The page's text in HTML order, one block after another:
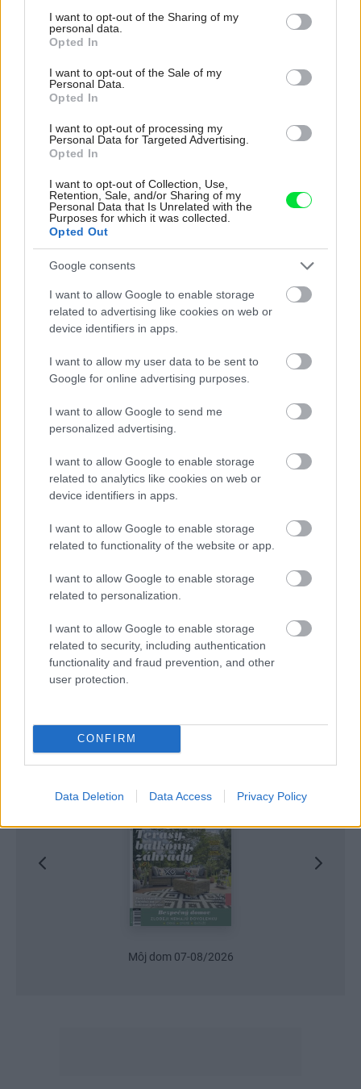
not limited to your visit or usage behaviour. You may click to
grant or deny consent to Google and its third-party tags to
use your data for below specified purposes in below Google
consent section.
I want to opt-out of the Sharing of my
personal data.
Opted In
I want to opt-out of the Sale of my
Personal Data.
Opted In
I want to opt-out of processing my
Personal Data for Targeted Advertising.
Opted In
I want to opt-out of Collection, Use,
Retention, Sale, and/or Sharing of my
Personal Data that Is Unrelated with the
Purposes for which it was collected.
Opted Out
Google consents
I want to allow Google to enable storage
related to advertising like cookies on web or
device identifiers in apps.
I want to allow my user data to be sent to
Google for online advertising purposes.
I want to allow Google to send me
personalized advertising.
I want to allow Google to enable storage
related to analytics like cookies on web or
device identifiers in apps.
I want to allow Google to enable storage
related to functionality of the website or app.
I want to allow Google to enable storage
related to personalization.
I want to allow Google to enable storage
related to security, including authentication
functionality and fraud prevention, and other
user protection.
CONFIRM
Data Deletion Data Access Privacy Policy
pracovňa,sklo,
stačil jeden prvok | Môjdom.sk
My napríklad labky utierame hneď pri dverách a doma pred dvere
Re: Takto sa rieši málo úložného miesta. V tomto byte
stačil jeden prvok | Môjdom.sk
Ale vždy, keď…
vyjsť draho. Ako ho ochrániť pred hnitím a škodcami?
clovek by cakal ze vysusene drahe drevo bolo predtym naparovane aby
sa zbavilo zarodkov skodcov...
Najnovšie časopisy
Môj dom 07-08/2026